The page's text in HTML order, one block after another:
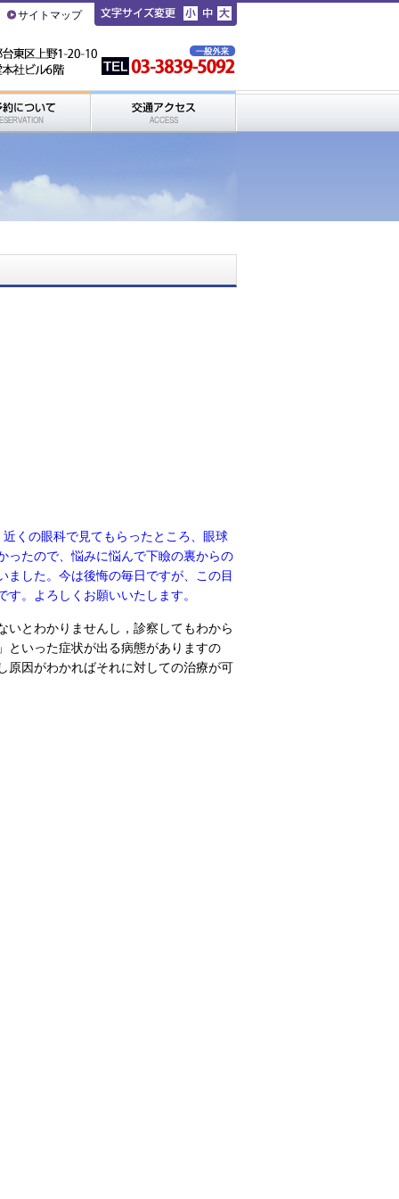
サイトマップ
くの眼科で見てもらったところ、眼球
ったので、悩みに悩んで下瞼の裏からの
した。今は後悔の毎日ですが、この目
。よろしくお願いいたします。
いとわかりませんし，診察してもわから
といった症状が出る病態がありますの
原因がわかればそれに対しての治療が可